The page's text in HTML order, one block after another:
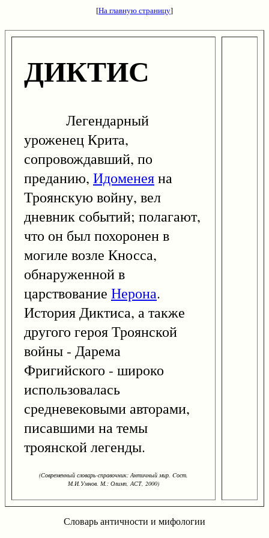
[На главную страницу]
ДИКТИС
Легендарный
уроженец Крита,
сопровождавший, по
преданию, Идоменеяна
Троянскую войну, вел
дневник событий; полагают,
что он был похоронен в
могиле возле Кносса,
обнаруженной в
царствование Нерона.
История Диктиса, а также
другого героя Троянской
войны - Дарема
Фригийского - широко
использовалась
средневековыми авторами,
писавшими на темы
троянской легенды.
(Современный словарь-справочник: Античный мир. Cост.
М.И.Умнов. М.: Олимп, АСТ, 2000)
Словарь античности и мифологии